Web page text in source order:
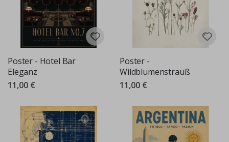
Poster - Hotel Bar
Eleganz
11,00 €
Poster -
Wildblumenstrauß
11,00 €